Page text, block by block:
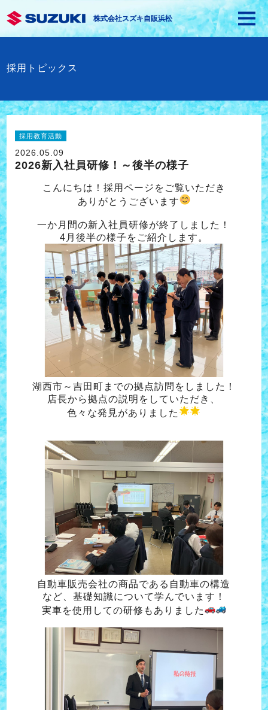
株式会社スズキ自販浜松
採用トピックス
採用教育活動
2026.05.09
2026新入社員研修！～後半の様子
こんにちは！採用ページをご覧いただき
ありがとうございます
一か月間の新入社員研修が終了しました！
4月後半の様子をご紹介します。
湖西市～吉田町までの拠点訪問をしました！
店長から拠点の説明をしていただき、
色々な発見がありました
自動車販売会社の商品である自動車の構造
など、基礎知識について学んでいます！
実車を使用しての研修もありました